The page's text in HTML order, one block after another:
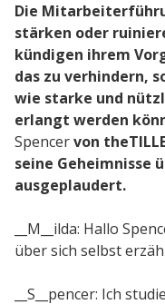
Lösungen
Performance
Service
Hosting &
Schnittstellen
Die
stärken oder
kündigen ihrem
das zu verhindern,
wie starke und
erlangt werden
Spencervon
seine Geheimnisse
ausgeplaudert.
__M__ilda: Hallo
über sich selbst
__S__pencer: Ich